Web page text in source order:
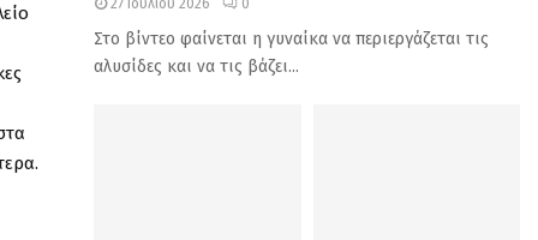
Στο βίντεο φαίνεται η γυναίκα να περιεργάζεται τις
αλυσίδες και να τις βάζει...